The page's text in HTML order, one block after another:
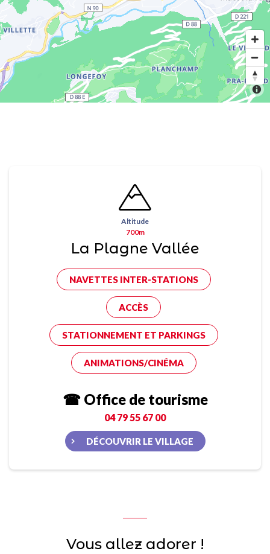
Altitude
700m
La Plagne Vallée
NAVETTES INTER-STATIONS
ACCÈS
STATIONNEMENT ET PARKINGS
ANIMATIONS/CINÉMA
☎ Office de tourisme
04 79 55 67 00
DÉCOUVRIR LE VILLAGE
Vous allez adorer !